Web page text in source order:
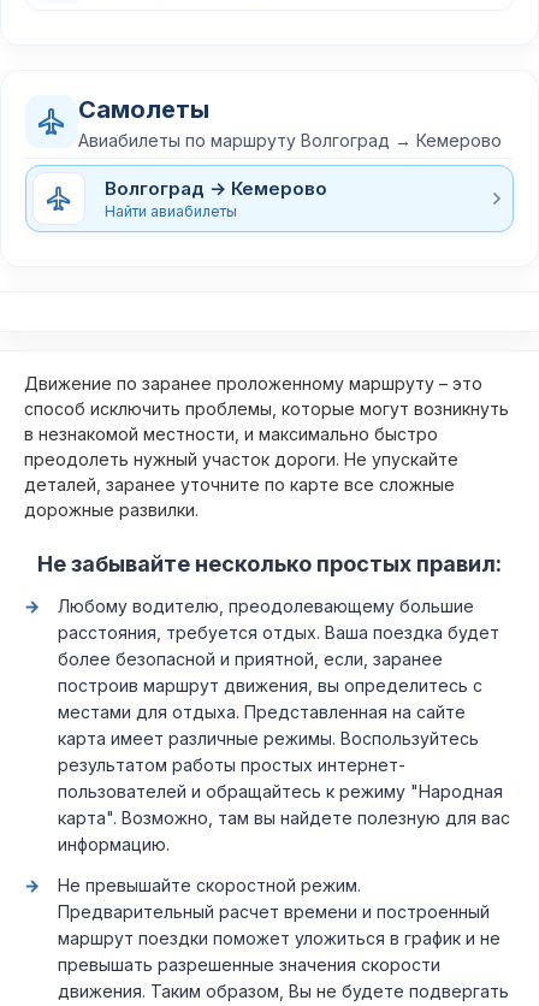
Самолеты
Авиабилеты по маршруту Волгоград → Кемерово
Волгоград → Кемерово
Найти авиабилеты
Движение по заранее проложенному маршруту – это
способ исключить проблемы, которые могут возникнуть
в незнакомой местности, и максимально быстро
преодолеть нужный участок дороги. Не упускайте
деталей, заранее уточните по карте все сложные
дорожные развилки.
Не забывайте несколько простых правил:
Любому водителю, преодолевающему большие
расстояния, требуется отдых. Ваша поездка будет
более безопасной и приятной, если, заранее
построив маршрут движения, вы определитесь с
местами для отдыха. Представленная на сайте
карта имеет различные режимы. Воспользуйтесь
результатом работы простых интернет-
пользователей и обращайтесь к режиму "Народная
карта". Возможно, там вы найдете полезную для вас
информацию.
Не превышайте скоростной режим.
Предварительный расчет времени и построенный
маршрут поездки поможет уложиться в график и не
превышать разрешенные значения скорости
движения. Таким образом, Вы не будете подвергать